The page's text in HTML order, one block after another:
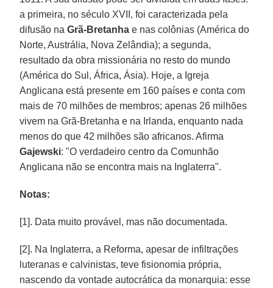
a primeira, no século XVII, foi caracterizada pela
difusão naGrã-Bretanha e nas colônias (América do
Norte, Austrália, Nova Zelândia); a segunda,
resultado da obra missionária no resto do mundo
(América do Sul, África, Ásia). Hoje, a Igreja
Anglicana está presente em 160 países e conta com
mais de 70 milhões de membros; apenas 26 milhões
vivem na Grã-Bretanha e na Irlanda, enquanto nada
menos do que 42 milhões são africanos. Afirma
Gajewski: "O verdadeiro centro da Comunhão
Anglicana não se encontra mais na Inglaterra".
Notas:
[1]. Data muito provável, mas não documentada.
[2]. Na Inglaterra, a Reforma, apesar de infiltrações
luteranas e calvinistas, teve fisionomia própria,
nascendo da vontade autocrática da monarquia: esse